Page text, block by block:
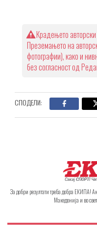
Крадењето авторски
Преземањето на
фотографии), како и
без согласност од
СПОДЕЛИ:
За добри резултати треба добра ЕКИПА!
Македонија и во